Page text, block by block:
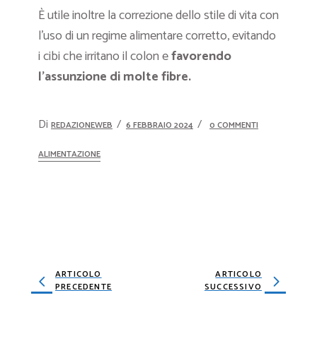
È utile inoltre la correzione dello stile di vita con
l’uso di un regime alimentare corretto, evitando
i cibi che irritano il colon efavorendo
l’assunzione di molte fibre.
Di REDAZIONEWEB 6 FEBBRAIO 2024 0 COMMENTI
ALIMENTAZIONE
ARTICOLO
PRECEDENTE
ARTICOLO
SUCCESSIVO